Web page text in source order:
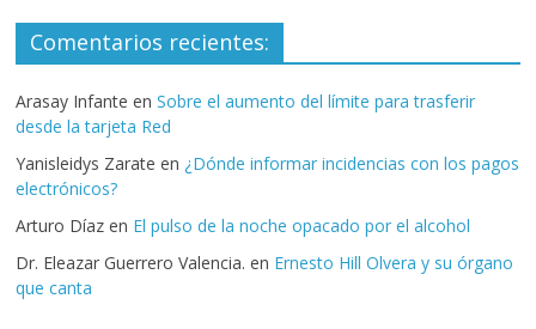
Comentarios recientes:
Arasay Infante enSobre el aumento del límite para trasferir
desde la tarjeta Red
Yanisleidys Zarate en ¿Dónde informar incidencias con los pagos
electrónicos?
Arturo Díaz en El pulso de la noche opacado por el alcohol
Dr. Eleazar Guerrero Valencia. en Ernesto Hill Olvera y su órgano
que canta